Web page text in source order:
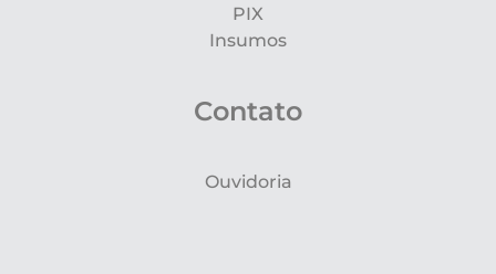
PIX
Insumos
Contato
Ouvidoria